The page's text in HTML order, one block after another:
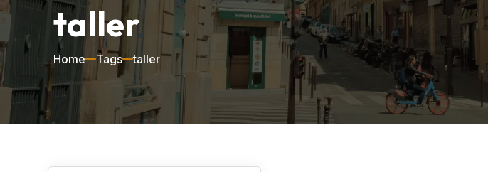
taller
Home Tags taller